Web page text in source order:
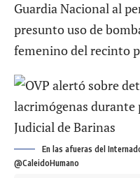
Guardia Nacional al
presunto uso de
femenino del recinto
En las afueras del
@CaleidoHumano